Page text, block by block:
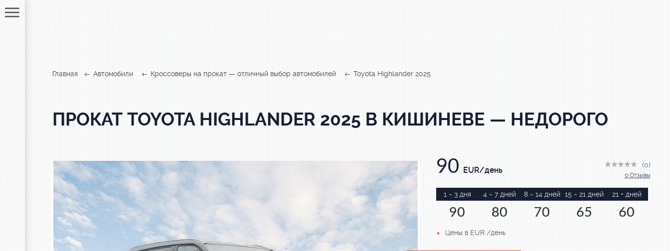
Главная Автомобили Кроссоверы на прокат — отличный выбор автомобилей Toyota Highlander 2025
ПРОКАТ TOYOTA HIGHLANDER 2025 В КИШИНЕВЕ — НЕДОРОГО
90 EUR/день
(0)
0 Отзывы
1 ~ 3 дня
90
4 ~ 7 дней
80
8 ~ 14 дней
70
15 ~ 21 дней
65
21 + дней
60
Цены в EUR /день